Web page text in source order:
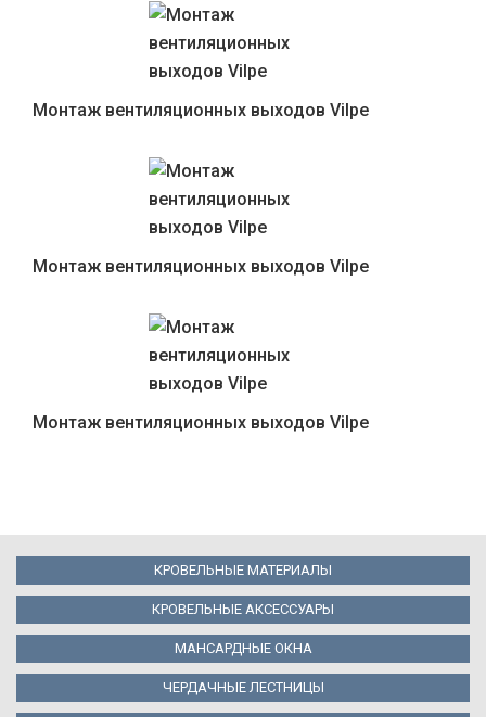
Монтаж вентиляционных выходов Vilpe
Монтаж вентиляционных выходов Vilpe
Монтаж вентиляционных выходов Vilpe
КРОВЕЛЬНЫЕ МАТЕРИАЛЫ
КРОВЕЛЬНЫЕ АКСЕССУАРЫ
МАНСАРДНЫЕ ОКНА
ЧЕРДАЧНЫЕ ЛЕСТНИЦЫ